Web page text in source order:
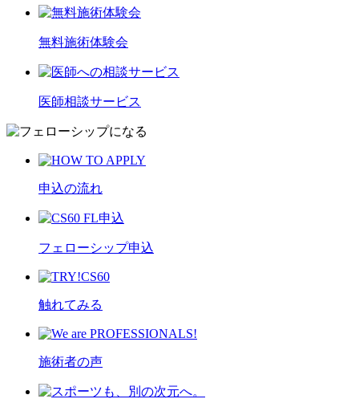
無料施術体験会
医師相談サービス
申込の流れ
フェローシップ申込
触れてみる
施術者の声